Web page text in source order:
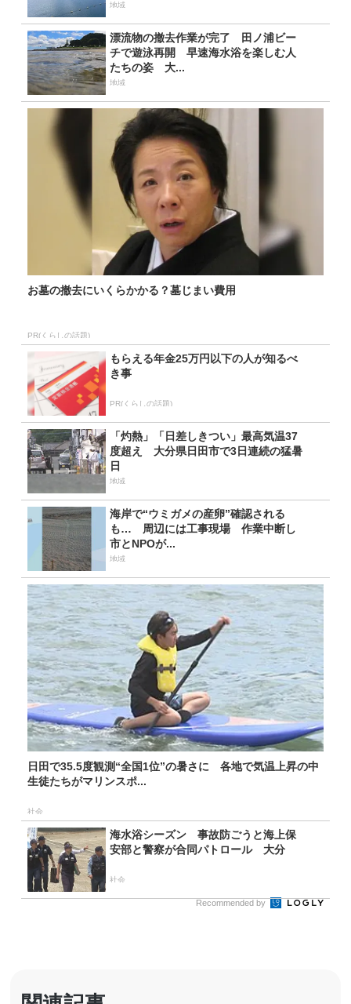
地域
漂流物の撤去作業が完了 田ノ浦ビー
チで遊泳再開 早速海水浴を楽しむ人
たちの姿 大...
地域
お墓の撤去にいくらかかる？墓じまい費用
PR(くらしの話題)
もらえる年金25万円以下の人が知るべ
き事
PR(くらしの話題)
「灼熱」「日差しきつい」最高気温37
度超え 大分県日田市で3日連続の猛暑
日
地域
海岸で“ウミガメの産卵”確認される
も… 周辺には工事現場 作業中断し
市とNPOが...
地域
日田で35.5度観測“全国1位”の暑さに 各地で気温上昇の中
生徒たちがマリンスポ...
社会
海水浴シーズン 事故防ごうと海上保
安部と警察が合同パトロール 大分
社会
Recommended by